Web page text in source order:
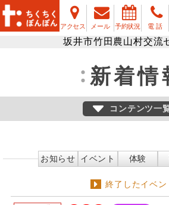
アクセス メール 予約状況 電 話
坂井市竹田農山村交流
新着情
コンテンツ一
お知らせ イベント 体験
終了したイベン